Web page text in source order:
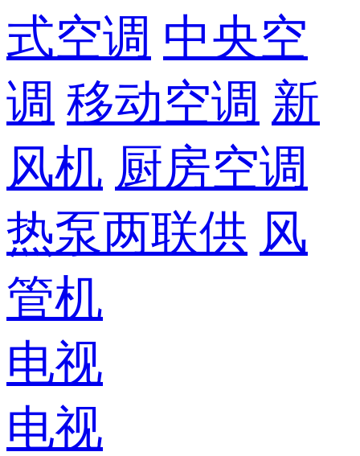
式空调 中央空
调 移动空调 新
风机 厨房空调
热泵两联供 风
管机
电视
电视